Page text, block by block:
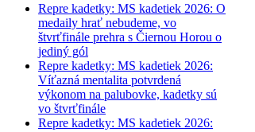
Repre kadetky: MS kadetiek 2026: O
medaily hrať nebudeme, vo
štvrťfinále prehra s Čiernou Horou o
jediný gól
Repre kadetky: MS kadetiek 2026:
Víťazná mentalita potvrdená
výkonom na palubovke, kadetky sú
vo štvrťfinále
Repre kadetky: MS kadetiek 2026: